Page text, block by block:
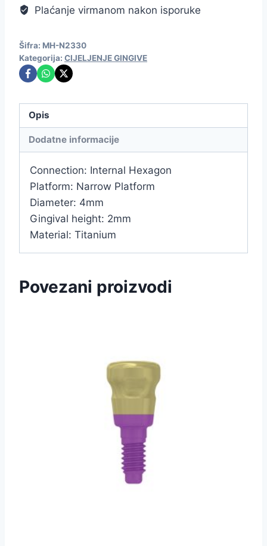
Plaćanje virmanom nakon isporuke
Šifra: MH-N2330
Kategorija: CIJELJENJE GINGIVE
Opis
Dodatne informacije
Connection: Internal Hexagon
Platform: Narrow Platform
Diameter: 4mm
Gingival height: 2mm
Material: Titanium
Povezani proizvodi